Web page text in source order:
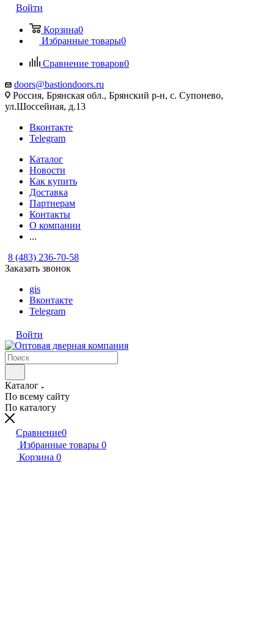
Войти
Корзина0
Избранные товары0
Сравнение товаров0
doors@bastiondoors.ru
Россия, Брянская обл., Брянский р-н, с. Супонево,
ул.Шоссейная, д.13
Вконтакте
Telegram
Каталог
Новости
Как купить
Доставка
Партнерам
Контакты
О компании
...
8 (483) 236-70-58
Заказать звонок
gis
Вконтакте
Telegram
Войти
Каталог
По всему сайту
По каталогу
Сравнение0
Избранные товары 0
Корзина 0